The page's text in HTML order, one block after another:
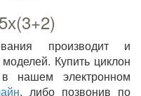
производит и
Купить циклон
электронном
, либо позвонив по